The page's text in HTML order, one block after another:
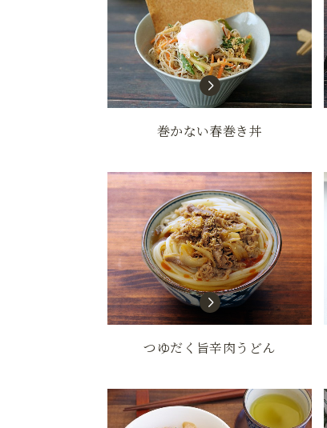
巻かない春巻き丼
つゆだく旨辛肉うどん